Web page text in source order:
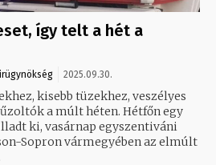
így telt a hét a
2025.09.30.
kisebb tüzekhez, veszélyes
a múlt héten. Hétfőn egy
ki, vasárnap egyszentiváni